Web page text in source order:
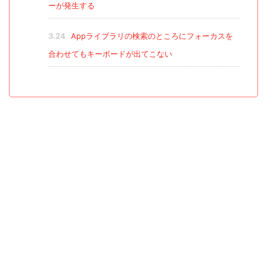
ーが発生する
3.24
Appライブラリの検索のところにフォーカスを
合わせてもキーボードが出てこない